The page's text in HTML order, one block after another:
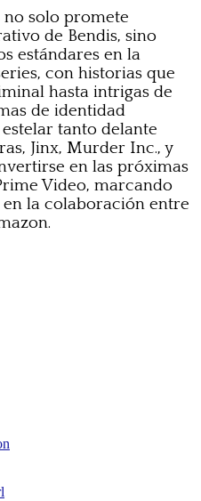
no solo promete
de Bendis, sino
estándares en la
con historias que
hasta intrigas de
de identidad
tanto delante
Jinx, Murder Inc., y
en las próximas
Video, marcando
la colaboración entre